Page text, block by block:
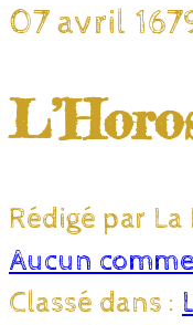
07 avril
Rédigé par
Aucun
Classé dans :